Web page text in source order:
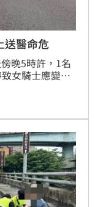
醫命危
晚5時許，1名
女騎士應變不
救，整起交通